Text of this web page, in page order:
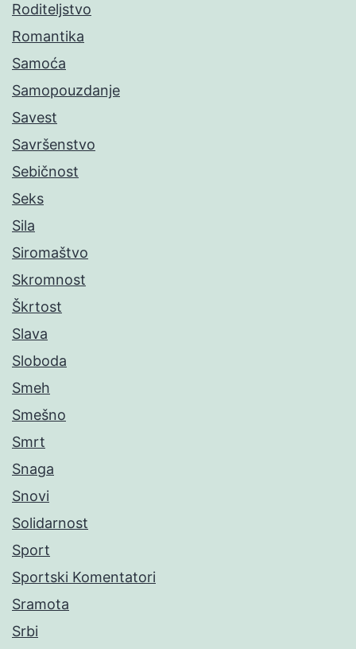
Roditeljstvo
Romantika
Samoća
Samopouzdanje
Savest
Savršenstvo
Sebičnost
Seks
Sila
Siromaštvo
Skromnost
Škrtost
Slava
Sloboda
Smeh
Smešno
Smrt
Snaga
Snovi
Solidarnost
Sport
Sportski Komentatori
Sramota
Srbi